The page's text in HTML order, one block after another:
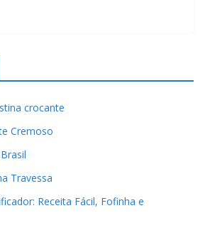
crocante
Cremoso
Travessa
Receita Fácil, Fofinha e